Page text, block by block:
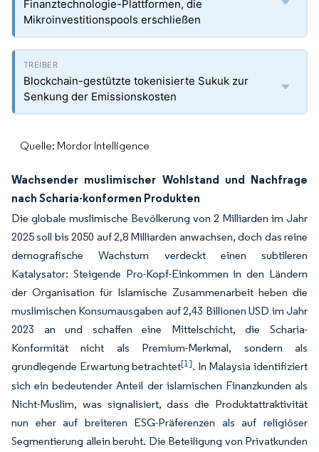
Finanztechnologie-Plattformen, die
Mikroinvestitionspools erschließen
Blockchain-gestützte tokenisierte Sukuk zur
Senkung der Emissionskosten
Quelle: Mordor Intelligence
Wachsender muslimischer Wohlstand und Nachfrage
nach Scharia-konformen Produkten
Die globale muslimische Bevölkerung von 2 Milliarden im Jahr
2025 soll bis 2050 auf 2,8 Milliarden anwachsen, doch das reine
demografische Wachstum verdeckt einen subtileren
Katalysator: Steigende Pro-Kopf-Einkommen in den Ländern
der Organisation für Islamische Zusammenarbeit heben die
muslimischen Konsumausgaben auf 2,43 Billionen USD im Jahr
2023 an und schaffen eine Mittelschicht, die Scharia-
Konformität nicht als Premium-Merkmal, sondern als
grundlegende Erwartung betrachtet[1]. In Malaysia identifiziert
sich ein bedeutender Anteil der islamischen Finanzkunden als
Nicht-Muslim, was signalisiert, dass die Produktattraktivität
nun eher auf breiteren ESG-Präferenzen als auf religiöser
Segmentierung allein beruht. Die Beteiligung von Privatkunden